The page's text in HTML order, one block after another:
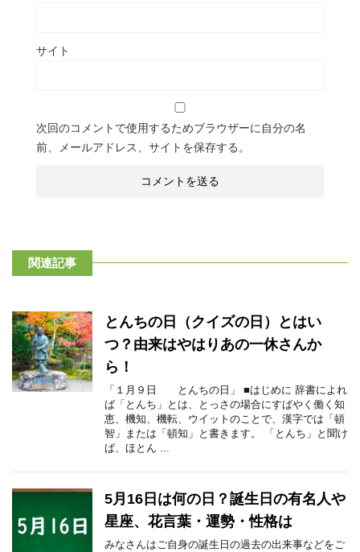
サイト
次回のコメントで使用するためブラウザーに自分の名
前、メールアドレス、サイトを保存する。
関連記事
とんちの日（クイズの日）とはい
つ？由来はやはりあの一休さんか
ら！
「１月９日 とんちの日」 ■はじめに 辞書によれ
ば「とんち」とは、とっさの場合にすばやく働く知
恵、機知、機転、ウイットのことで、漢字では「頓
智」または「頓知」と書きます。 「とんち」と聞け
ば、ほとん ...
5月16日は何の日？誕生日の有名人や
星座、花言葉・運勢・性格は
みなさんはご自身の誕生日の過去の出来事などをご